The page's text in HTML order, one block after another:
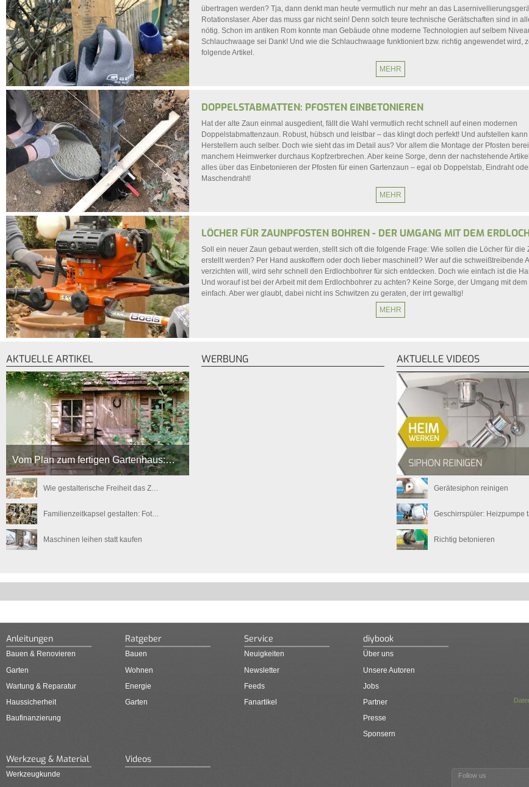
übertragen werden? Tja, dann denkt man heute vermutlich nur mehr an das
Rotationslaser. Aber das muss gar nicht sein! Denn solch teure technische Gerätschaften sind in
nötig. Schon im antiken Rom konnte man Gebäude ohne moderne Technologien auf selbem
Schlauchwaage sei Dank! Und wie die Schlauchwaage funktioniert bzw. richtig angewendet wird,
folgende Artikel.
MEHR
DOPPELSTABMATTEN: PFOSTEN EINBETONIEREN
Hat der alte Zaun einmal ausgedient, fällt die Wahl vermutlich recht schnell auf einen modernen
Doppelstabmattenzaun. Robust, hübsch und leistbar – das klingt doch perfekt! Und aufstellen
Herstellern auch selber. Doch wie sieht das im Detail aus? Vor allem die Montage der Pfosten
manchem Heimwerker durchaus Kopfzerbrechen. Aber keine Sorge, denn der nachstehende
alles über das Einbetonieren der Pfosten für einen Gartenzaun – egal ob Doppelstab, Eindraht
Maschendraht!
MEHR
LÖCHER FÜR ZAUNPFOSTEN BOHREN - DER UMGANG MIT DEM
Soll ein neuer Zaun gebaut werden, stellt sich oft die folgende Frage: Wie sollen die Löcher für die
erstellt werden? Per Hand auskoffern oder doch lieber maschinell? Wer auf die schweißtreibende
verzichten will, wird sehr schnell den Erdlochbohrer für sich entdecken. Doch wie einfach ist die
Und worauf ist bei der Arbeit mit dem Erdlochbohrer zu achten? Keine Sorge, der Umgang mit dem
einfach. Aber wer glaubt, dabei nicht ins Schwitzen zu geraten, der irrt gewaltig!
MEHR
AKTUELLE ARTIKEL
Vom Plan zum fertigen Gartenhaus:…
Wie gestalterische Freiheit das Z…
Familienzeitkapsel gestalten: Fot…
Maschinen leihen statt kaufen
WERBUNG AKTUELLE VIDEOS
Gerätesiphon reinigen
Geschirrspüler: Heizpumpe
Richtig betonieren
Anleitungen
Bauen & Renovieren
Garten
Wartung & Reparatur
Haussicherheit
Baufinanzierung
Ratgeber
Bauen
Wohnen
Energie
Garten
Service
Neuigkeiten
Newsletter
Feeds
Fanartikel
diybook
Über uns
Unsere Autoren
Jobs
Partner
Presse
Sponsern
Werkzeug & Material
Werkzeugkunde
Videos
Follow us